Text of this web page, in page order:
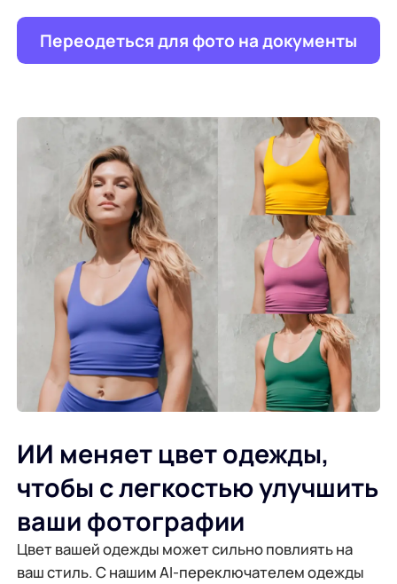
Переодеться для фото на документы
ИИ меняет цвет одежды,
чтобы с легкостью улучшить
ваши фотографии
Цвет вашей одежды может сильно повлиять на
ваш стиль. С нашим AI-переключателем одежды